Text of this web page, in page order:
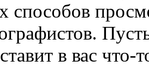
способов
в вас что-